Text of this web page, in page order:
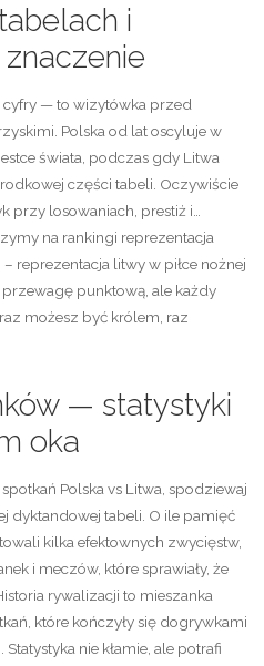
i
cyfry — to wizytówka przed
Polska od lat oscyluje w
świata, podczas gdy Litwa
części tabeli. Oczywiście
przy losowaniach, prestiż i…
na rankingi reprezentacja
reprezentacja litwy w piłce nożnej
punktową, ale każdy
możesz być królem, raz
— statystyki
oka
Polska vs Litwa, spodziewaj
dyktandowej tabeli. O ile pamięć
kilka efektownych zwycięstw,
i meczów, które sprawiały, że
rywalizacji to mieszanka
które kończyły się dogrywkami
nie kłamie, ale potrafi